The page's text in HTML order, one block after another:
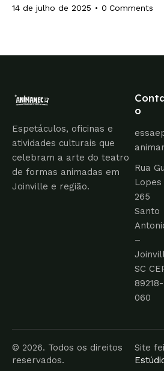
14 de julho de 2025 0 Comments
Espetáculos, oficinas e
atividades culturais que
celebram a arte do teatro
de formas animadas em
Joinville e região.
o
Rua
Lopes
265
Santo
–
SC
89218-
060
© 2026. Todos os direitos
reservados.
Site